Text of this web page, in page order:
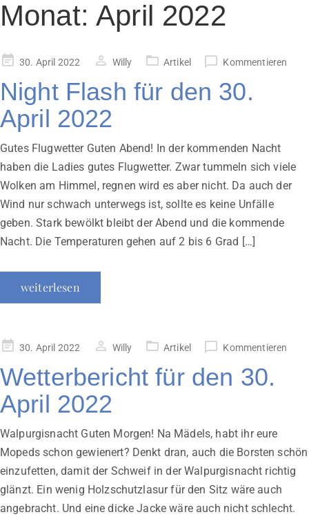
Monat:April 2022
Veröffentlicht
30. April 2022 Willy Artikel Kommentieren
Night Flash für den 30.
April 2022
Gutes Flugwetter Guten Abend! In der kommenden Nacht
haben die Ladies gutes Flugwetter. Zwar tummeln sich viele
Wolken am Himmel, regnen wird es aber nicht. Da auch der
Wind nur schwach unterwegs ist, sollte es keine Unfälle
geben. Stark bewölkt bleibt der Abend und die kommende
Nacht. Die Temperaturen gehen auf 2 bis 6 Grad […]
weiterlesen
Veröffentlicht
30. April 2022 Willy Artikel Kommentieren
Wetterbericht für den 30.
April 2022
Walpurgisnacht Guten Morgen! Na Mädels, habt ihr eure
Mopeds schon gewienert? Denkt dran, auch die Borsten schön
einzufetten, damit der Schweif in der Walpurgisnacht richtig
glänzt. Ein wenig Holzschutzlasur für den Sitz wäre auch
angebracht. Und eine dicke Jacke wäre auch nicht schlecht.